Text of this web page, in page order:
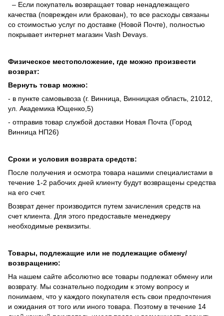
– Если покупатель возвращает товар ненадлежащего
качества (поврежден или бракован), то все расходы связаны
со стоимостью услуг по доставке (Новой Почте), полностью
покрывает интернет магазин Vash Devays.
Физическое местоположение, где можно произвести
возврат:
Вернуть товар можно:
- в пункте самовывоза (г. Винница, Винницкая область, 21012,
ул. Академика Ющенко,5)
- отправив товар службой доставки Новая Почта (Город
Винница НП26)
Сроки и условия возврата средств:
После получения и осмотра товара нашими специалистами в
течение 1-2 рабочих дней клиенту будут возвращены средства
на его счет.
Возврат денег производится путем зачисления средств на
счет клиента. Для этого предоставьте менеджеру
необходимые реквизиты.
Товары, подлежащие или не подлежащие обмену/
возвращению:
На нашем сайте абсолютно все товары подлежат обмену или
возврату. Мы сознательно подходим к этому вопросу и
понимаем, что у каждого покупателя есть свои предпочтения
и ожидания от того или иного товара. Поэтому в течение 14